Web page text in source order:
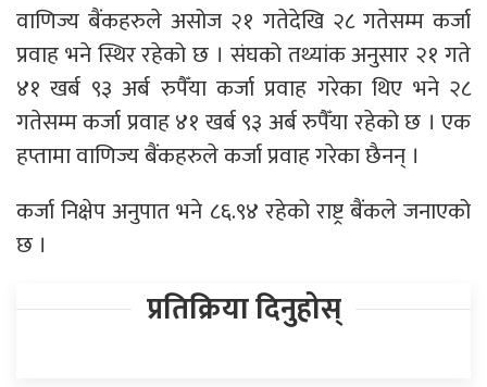
वाणिज्य बैंकहरुले असोज २१ गतेदेखि २८ गतेसम्म कर्जा
प्रवाह भने स्थिर रहेको छ । संघको तथ्यांक अनुसार २१ गते
४१ खर्ब ९३ अर्ब रुपैँया कर्जा प्रवाह गरेका थिए भने २८
गतेसम्म कर्जा प्रवाह ४१ खर्ब ९३ अर्ब रुपैँया रहेको छ । एक
हप्तामा वाणिज्य बैंकहरुले कर्जा प्रवाह गरेका छैनन् ।
कर्जा निक्षेप अनुपात भने ८६.९४ रहेको राष्ट्र बैंकले जनाएको
छ ।
प्रतिक्रिया दिनुहोस्